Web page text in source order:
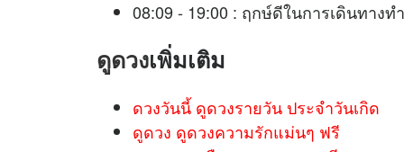
08:09 - 19:00 : ฤกษ์ดีในการเดินทาง
ดูดวงเพิ่มเติม
ดวงวันนี้ ดูดวงรายวัน ประจำวันเกิด
ดูดวง ดูดวงความรักแม่นๆ ฟรี